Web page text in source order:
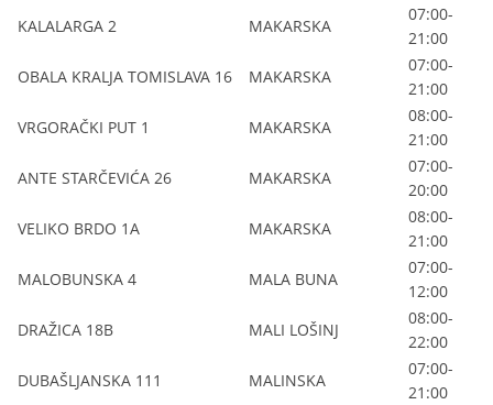
KALALARGA 2
MAKARSKA
07:00-
21:00
OBALA KRALJA TOMISLAVA 16
MAKARSKA
07:00-
21:00
VRGORAČKI PUT 1
MAKARSKA
08:00-
21:00
ANTE STARČEVIĆA 26
MAKARSKA
07:00-
20:00
VELIKO BRDO 1A
MAKARSKA
08:00-
21:00
MALOBUNSKA 4
MALA BUNA
07:00-
12:00
DRAŽICA 18B
MALI LOŠINJ
08:00-
22:00
DUBAŠLJANSKA 111
MALINSKA
07:00-
21:00